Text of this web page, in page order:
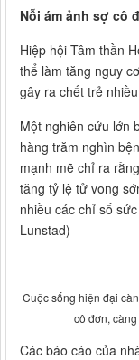
Nỗi ám ảnh sợ cô
Hiệp hội Tâm thần
thể làm tăng nguy
gây ra chết trẻ
Một nghiên cứu lớn
hàng trăm nghìn
mạnh mẽ chỉ ra
tăng tỷ lệ tử vong
nhiều các chỉ số
Lunstad)
Cuộc sống hiện đại
cô đơn,
Các báo cáo của